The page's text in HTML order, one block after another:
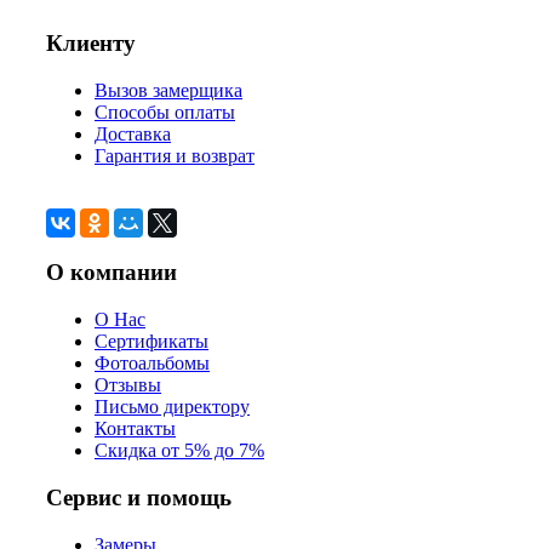
Клиенту
Вызов замерщика
Способы оплаты
Доставка
Гарантия и возврат
О компании
О Нас
Сертификаты
Фотоальбомы
Отзывы
Письмо директору
Контакты
Скидка от 5% до 7%
Сервис и помощь
Замеры